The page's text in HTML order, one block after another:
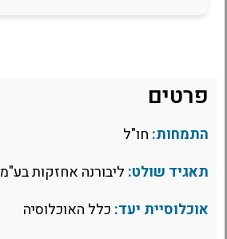
פרטים
התמחות: חו"ל
תאגיד שולט: ליבורנה אחזקות בע"מ
אוכלוסיית יעד: כלל האוכלוסיה